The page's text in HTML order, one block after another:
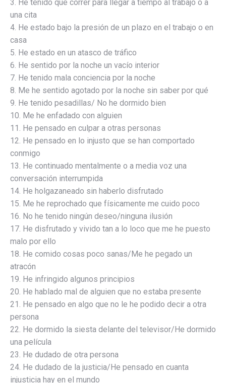
3. He tenido que correr para llegar a tiempo al trabajo o a
una cita
4. He estado bajo la presión de un plazo en el trabajo o en
casa
5. He estado en un atasco de tráfico
6. He sentido por la noche un vacío interior
7. He tenido mala conciencia por la noche
8. Me he sentido agotado por la noche sin saber por qué
9. He tenido pesadillas/ No he dormido bien
10. Me he enfadado con alguien
11. He pensado en culpar a otras personas
12. He pensado en lo injusto que se han comportado
conmigo
13. He continuado mentalmente o a media voz una
conversación interrumpida
14. He holgazaneado sin haberlo disfrutado
15. Me he reprochado que físicamente me cuido poco
16. No he tenido ningún deseo/ninguna ilusión
17. He disfrutado y vivido tan a lo loco que me he puesto
malo por ello
18. He comido cosas poco sanas/Me he pegado un
atracón
19. He infringido algunos principios
20. He hablado mal de alguien que no estaba presente
21. He pensado en algo que no le he podido decir a otra
persona
22. He dormido la siesta delante del televisor/He dormido
una película
23. He dudado de otra persona
24. He dudado de la justicia/He pensado en cuanta
injusticia hay en el mundo